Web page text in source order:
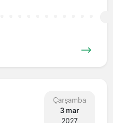
Çarşamba
3 mar
2027